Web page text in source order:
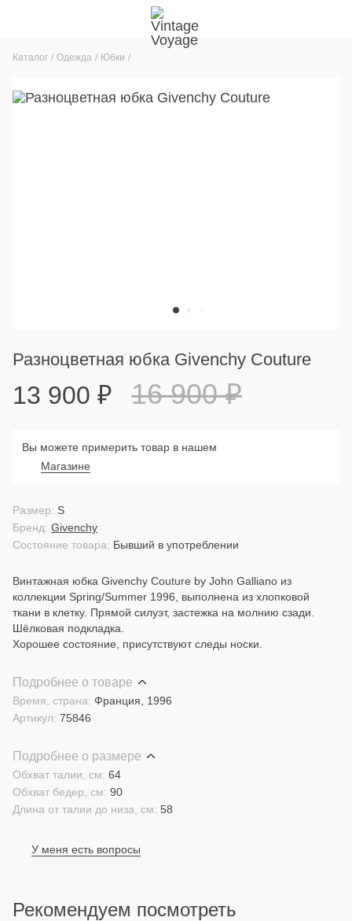
Каталог Одежда Юбки
Разноцветная юбка Givenchy Couture
13 900 ₽ 16 900₽
Вы можете примерить товар в нашем
Магазине
Состояние товара: Бывший в употреблении
Бренд: Givenchy
Размер: S
Винтажная юбка Givenchy Couture by John Galliano из
коллекции Spring/Summer 1996, выполнена из хлопковой
ткани в клетку. Прямой силуэт, застежка на молнию сзади.
Шёлковая подкладка.
Хорошее состояние, присутствуют следы носки.
Подробнее о товаре
Время, страна: Франция, 1996
Артикул: 75846
Подробнее о размере
Длина от талии до низа, см: 58
Обхват бедер, см: 90
Обхват талии, см: 64
У меня есть вопросы
Рекомендуем посмотреть